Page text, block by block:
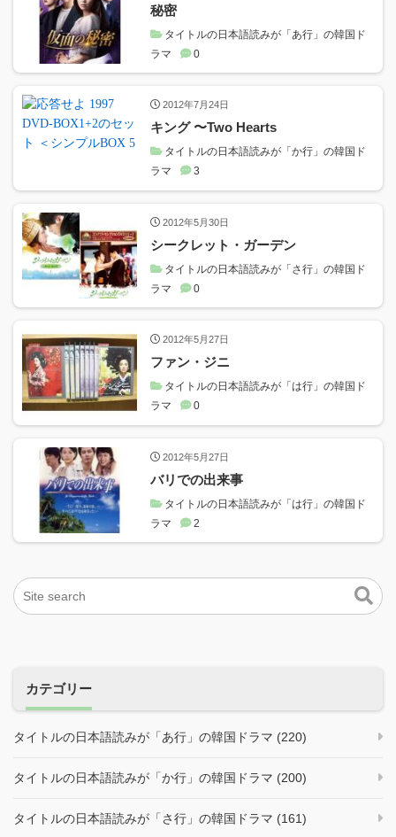
秘密
タイトルの日本語読みが「あ行」の韓国ド
ラマ
0
2012年7月24日
キング 〜Two Hearts
タイトルの日本語読みが「か行」の韓国ド
ラマ
3
2012年5月30日
シークレット・ガーデン
タイトルの日本語読みが「さ行」の韓国ド
ラマ
0
2012年5月27日
ファン・ジニ
タイトルの日本語読みが「は行」の韓国ド
ラマ
0
2012年5月27日
バリでの出来事
タイトルの日本語読みが「は行」の韓国ド
ラマ
2
カテゴリー
タイトルの日本語読みが「あ行」の韓国ドラマ (220)
タイトルの日本語読みが「か行」の韓国ドラマ (200)
タイトルの日本語読みが「さ行」の韓国ドラマ (161)